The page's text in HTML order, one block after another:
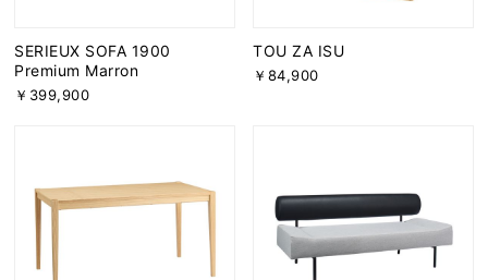
SERIEUX SOFA 1900
Premium Marron
￥399,900
TOU ZA ISU
￥84,900